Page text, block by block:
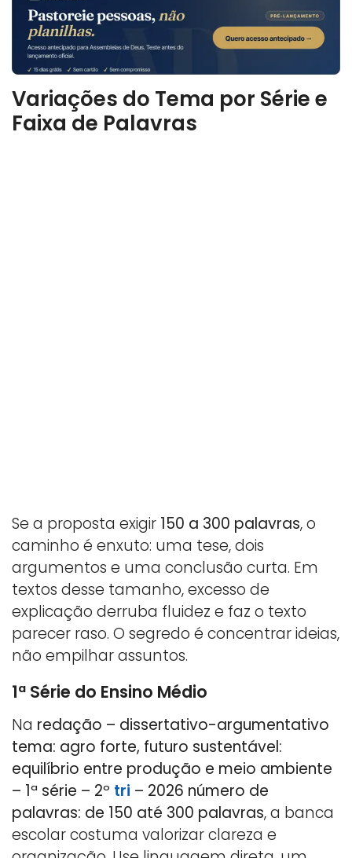
Variações do Tema por Série e
Faixa de Palavras
Se a proposta exigir 150 a 300 palavras, o
caminho é enxuto: uma tese, dois
argumentos e uma conclusão curta. Em
textos desse tamanho, excesso de
explicação derruba fluidez e faz o texto
parecer raso. O segredo é concentrar ideias,
não empilhar assuntos.
1ª Série do Ensino Médio
Na redação – dissertativo-argumentativo
tema: agro forte, futuro sustentável:
equilíbrio entre produção e meio ambiente
– 1ª série – 2º tri – 2026 número de
palavras: de 150 até 300 palavras, a banca
escolar costuma valorizar clareza e